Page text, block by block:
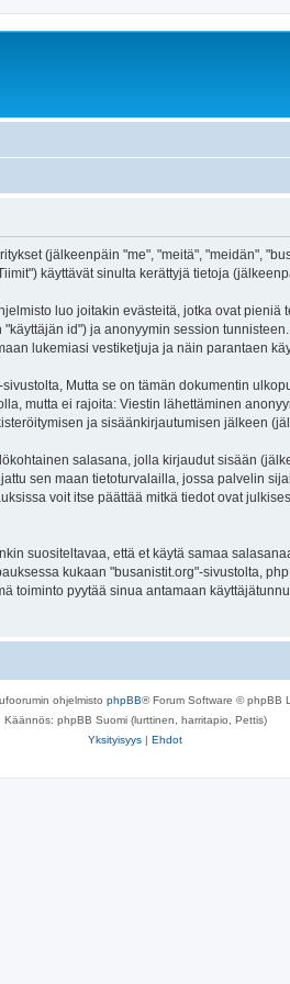
(jälkeenpäin "me", "meitä", "meidän",
käyttävät sinulta kerättyjä tietoja
luo joitakin evästeitä, jotka ovat
id") ja anonyymin session
lukemiasi vestiketjuja ja näin parantaen
Mutta se on tämän dokumentin
mutta ei rajoita: Viestin lähettäminen
ja sisäänkirjautumisen jälkeen
salasana, jolla kirjaudut sisään
sen maan tietoturvalailla, jossa palvelin
voit itse päättää mitkä tiedot ovat
suositeltavaa, että et käytä samaa
kukaan "busanistit.org"-sivustolta,
toiminto pyytää sinua antamaan
ohjelmisto phpBB® Forum Software © phpBB
Käännös: phpBB Suomi (lurttinen, harritapio, Pettis)
Yksityisyys | Ehdot